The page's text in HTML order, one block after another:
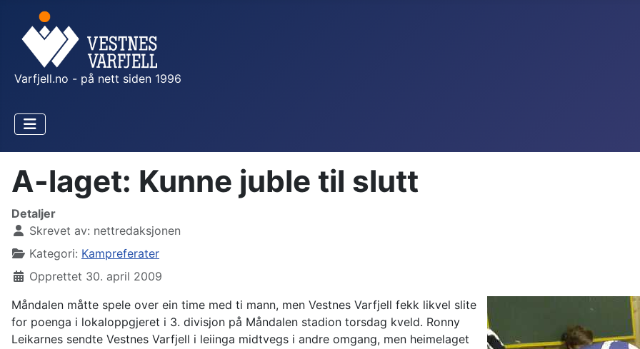
Varfjell.no - på nett siden 1996
A-laget: Kunne juble til slutt
Detaljer
Skrevet av: nettredaksjonen
Kategori: Kampreferater
Opprettet 30. april 2009
Måndalen måtte spele over ein time med ti mann, men Vestnes Varfjell fekk likvel slite
for poenga i lokaloppgjeret i 3. divisjon på Måndalen stadion torsdag kveld. Ronny
Leikarnes sendte Vestnes Varfjell i leiinga midtvegs i andre omgang, men heimelaget